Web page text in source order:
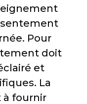
Pour
doit
et
La
à fournir